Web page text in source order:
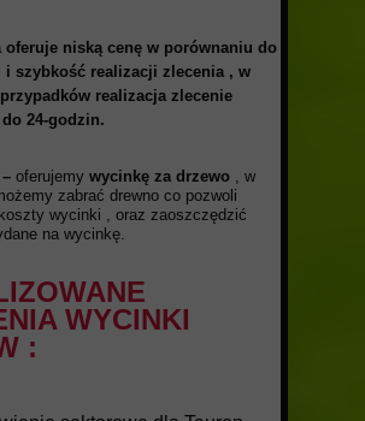
oferuje niską cenę w porównaniu do
i szybkość realizacji zlecenia , w
realizacja zlecenie
24-godzin.
oferujemy wycinkę za drzewo , w
zabrać drewno co pozwoli
wycinki , oraz zaoszczędzić
na wycinkę.
WYCINKI
: